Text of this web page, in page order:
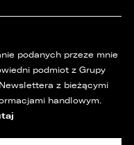
podanych przeze mnie
podmiot z Grupy
z bieżącymi
handlowym.